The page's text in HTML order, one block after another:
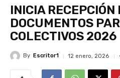
INICIA RECEPCIÓN
DOCUMENTOS
COLECTIVOS 2026
By Escritor1 12 enero, 2026